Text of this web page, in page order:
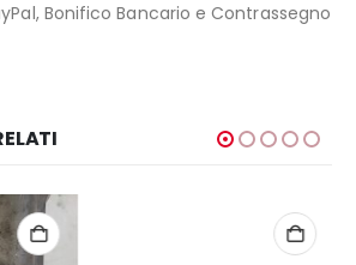
Bonifico Bancario e Contrassegno